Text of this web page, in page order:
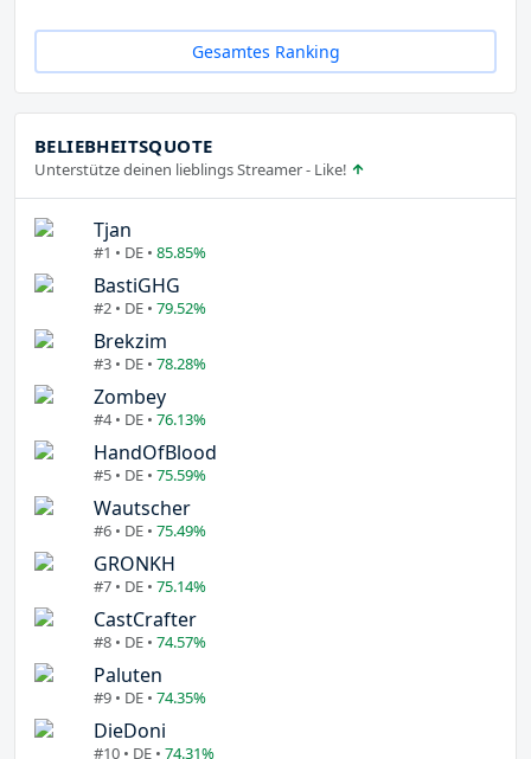
Gesamtes Ranking
BELIEBHEITSQUOTE
Unterstütze deinen lieblings Streamer - Like!
Tjan
#1 • DE • 85.85%
BastiGHG
#2 • DE • 79.52%
Brekzim
#3 • DE • 78.28%
Zombey
#4 • DE • 76.13%
HandOfBlood
#5 • DE • 75.59%
Wautscher
#6 • DE • 75.49%
GRONKH
#7 • DE • 75.14%
CastCrafter
#8 • DE • 74.57%
Paluten
#9 • DE • 74.35%
DieDoni
#10 • DE • 74.31%